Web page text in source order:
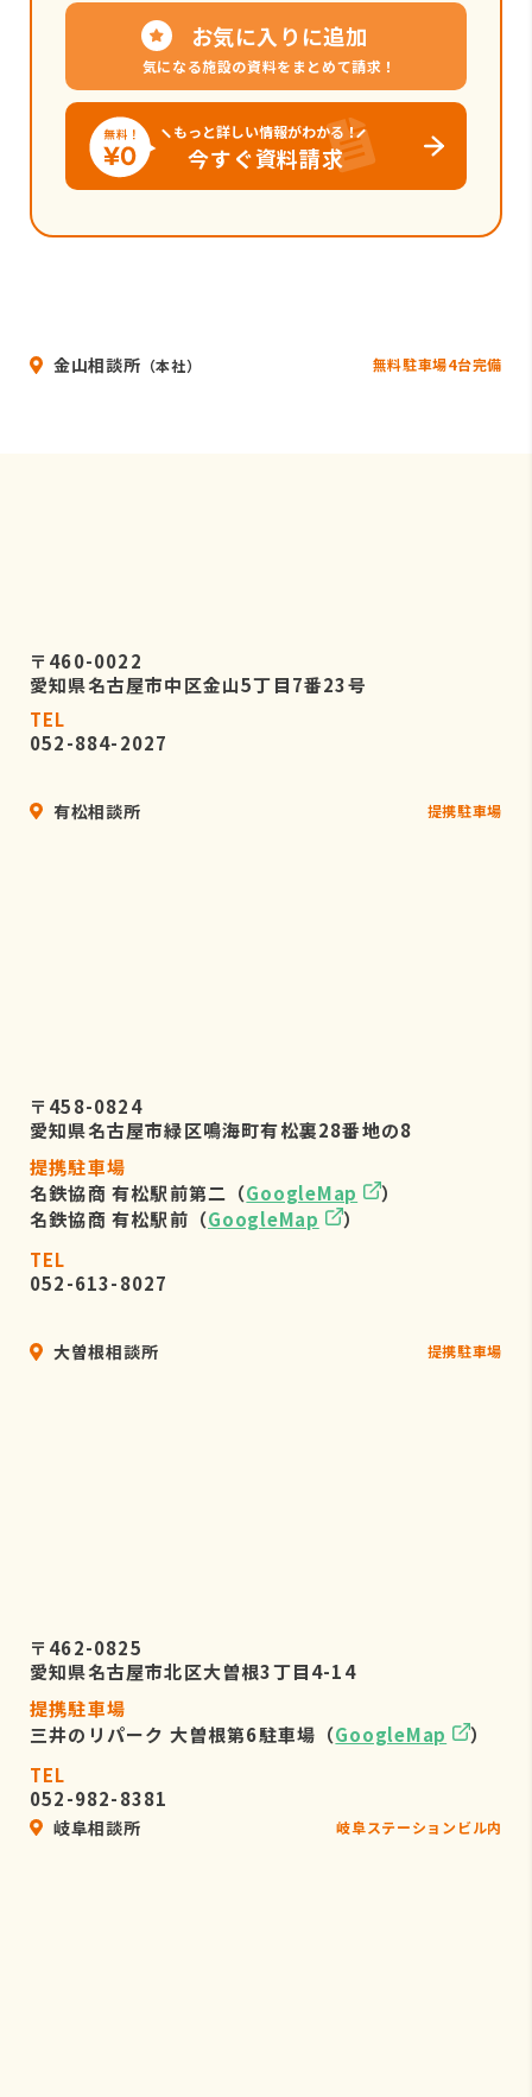
お気に入りに追加
気になる施設の資料をまとめて請求！
もっと詳しい情報がわかる！
今すぐ資料請求
金山相談所 （本社） 無料駐車場4台完備
〒460-0022
愛知県名古屋市中区金山5丁目7番23号
TEL
052-884-2027
有松相談所 提携駐車場
〒458-0824
愛知県名古屋市緑区鳴海町有松裏28番地の8
提携駐車場
名鉄協商 有松駅前第二（GoogleMap
）
名鉄協商 有松駅前（GoogleMap
）
TEL
052-613-8027
大曽根相談所 提携駐車場
〒462-0825
愛知県名古屋市北区大曽根3丁目4-14
提携駐車場
三井のリパーク 大曽根第6駐車場（GoogleMap
）
TEL
052-982-8381
岐阜相談所 岐阜ステーションビル内